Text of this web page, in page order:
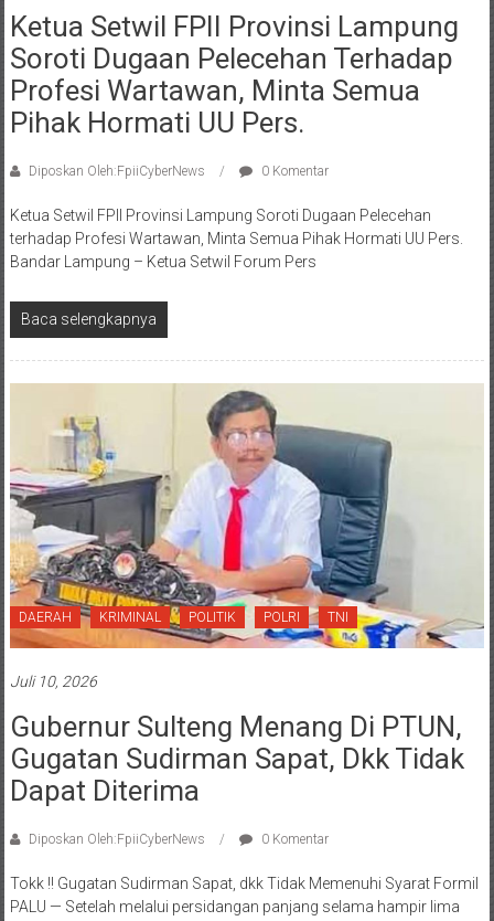
Ketua Setwil FPII Provinsi Lampung
Soroti Dugaan Pelecehan Terhadap
Profesi Wartawan, Minta Semua
Pihak Hormati UU Pers.
Diposkan Oleh:FpiiCyberNews 0 Komentar
Ketua Setwil FPII Provinsi Lampung Soroti Dugaan Pelecehan
terhadap Profesi Wartawan, Minta Semua Pihak Hormati UU Pers.
Bandar Lampung – Ketua Setwil Forum Pers
Baca selengkapnya
DAERAH KRIMINAL POLITIK POLRI TNI
Juli 10, 2026
Gubernur Sulteng Menang Di PTUN,
Gugatan Sudirman Sapat, Dkk Tidak
Dapat Diterima
Diposkan Oleh:FpiiCyberNews 0 Komentar
Tokk !! Gugatan Sudirman Sapat, dkk Tidak Memenuhi Syarat Formil
PALU — Setelah melalui persidangan panjang selama hampir lima